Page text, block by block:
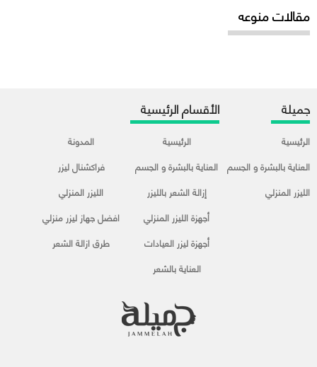
مقالات منوعه
جميلة
الرئيسية
العناية بالبشرة و الجسم
الليزر المنزلي
الأقسام الرئيسية
الرئيسية
المدونة
العناية بالبشرة و الجسم
فراكشنال ليزر
إزالة الشعر بالليزر
الليزر المنزلي
أجهزة الليزر المنزلي
افضل جهاز ليزر منزلي
أجهزة ليزر العيادات
طرق ازالة الشعر
العناية بالشعر